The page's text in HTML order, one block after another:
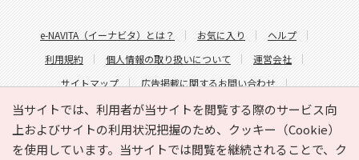
当サイトでは、利用者が当サイトを閲覧する際のサービス向
上およびサイトの利用状況把握のため、クッキー（Cookie）
を使用しています。当サイトでは閲覧を継続されることで、ク
e-NAVITA（イーナビタ）とは？ お気に入り
ヘルプ
利用規約
個人情報の取り扱いについて
運営会社
サイトマップ
広告掲載に関するお問い合わせ
サイトの内容に関するお問い合わせ